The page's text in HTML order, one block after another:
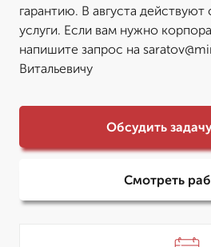
гарантию. В августа действуют
услуги. Если вам нужно
напишите запрос на
Витальевичу
Обсудить
Смотреть